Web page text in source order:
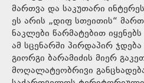
მართვა და საკუთარი
ეს არის „დიფ სთეითის“
ნაკლები წარმატებით იყენებს
ამ სცენარში პირდაპირ
გიორგი ბარამიძის მიერ
მოღალატეობრივი